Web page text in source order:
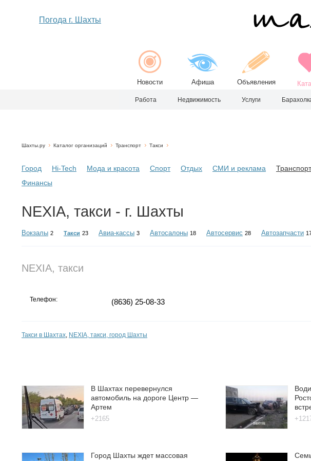
Погода г. Шахты
Новости Афиша Объявления
Работа Недвижимость Услуги
Шахты.ру Каталог организаций Транспорт Такси
Город Hi-Tech Мода и красота Спорт Отдых СМИ и реклама Транспорт
Финансы
NEXIA, такси - г. Шахты
Вокзалы 2 Такси 23 Авиа-кассы 3 Автосалоны 18 Автосервис 28 Автозапчасти
NEXIA, такси
Телефон: (8636) 25-08-33
Такси в Шахтах, NEXIA, такси, город Шахты
В Шахтах перевернулся
автомобиль на дороге Центр —
Артем
+2165
Город Шахты ждет массовая